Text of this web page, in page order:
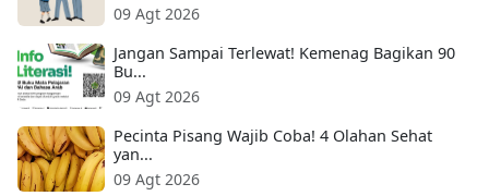
09 Agt 2026
Jangan Sampai Terlewat! Kemenag Bagikan 90
Bu...
09 Agt 2026
Pecinta Pisang Wajib Coba! 4 Olahan Sehat
yan...
09 Agt 2026